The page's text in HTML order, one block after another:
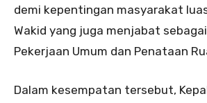
demi kepentingan masyarakat
Wakid yang juga menjabat
Pekerjaan Umum dan Penataan
Dalam kesempatan tersebut,